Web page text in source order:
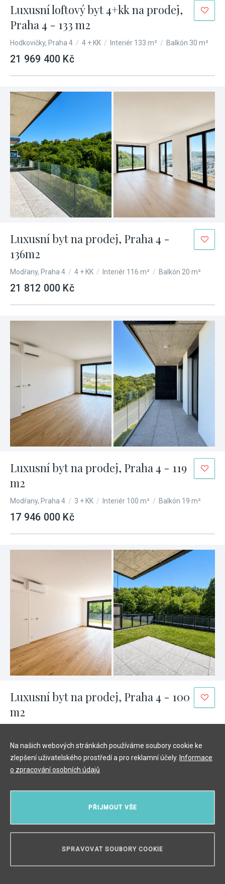
Luxusní loftový byt 4+kk na prodej,
Praha 4 - 133 m2
Hodkovičky, Praha 4 / 4 + KK / Interiér 133 m² / Balkón 30 m²
21 969 400 Kč
Luxusní byt na prodej, Praha 4 -
136m2
Modřany, Praha 4 / 4 + KK / Interiér 116 m² / Balkón 20 m²
21 812 000 Kč
Luxusní byt na prodej, Praha 4 - 119
m2
Modřany, Praha 4 / 3 + KK / Interiér 100 m² / Balkón 19 m²
17 946 000 Kč
Luxusní byt na prodej, Praha 4 - 100
m2
11 490 000 Kč
PŘIJMOUT VŠE
SPRAVOVAT SOUBORY COOKIE
Na našich webových stránkách používáme soubory cookie ke
zlepšení uživatelského prostředí a pro reklamní účely. Informace
o zpracování osobních údajů